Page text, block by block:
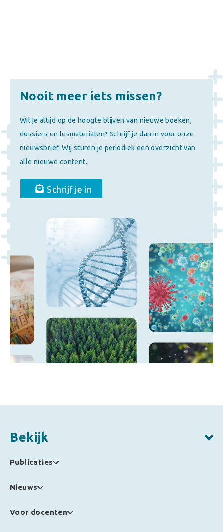
Nooit meer iets missen?
Wil je altijd op de hoogte blijven van nieuwe boeken,
dossiers en lesmaterialen? Schrijf je dan in voor onze
nieuwsbrief. Wij sturen je periodiek een overzicht van
alle nieuwe content.
Schrijf je in
Bekijk
Publicaties
Nieuws
Voor docenten